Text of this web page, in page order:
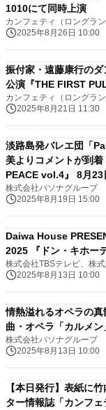
1010にて同時上演
カンフェティ（ロングラ
2025年8月26日 10:00
振付家・遠藤康行の
公演『THE FIRST
カンフェティ（ロングラ
2025年8月21日 11:30
淡路島発バレエ団「
美よりコメントが到
PEACE vol.4』 8月23
上演
株式会社パソナグループ
2025年8月19日 15:00
Daiwa House
2025 『ドン・キホー
株式会社TBSテレビ、株
2025年8月13日 10:00
情熱溢れるオペラの
曲・オペラ「カルメ
株式会社パソナグループ
2025年8月13日 10:00
【本日発行】表紙に
ター情報誌「カンフ